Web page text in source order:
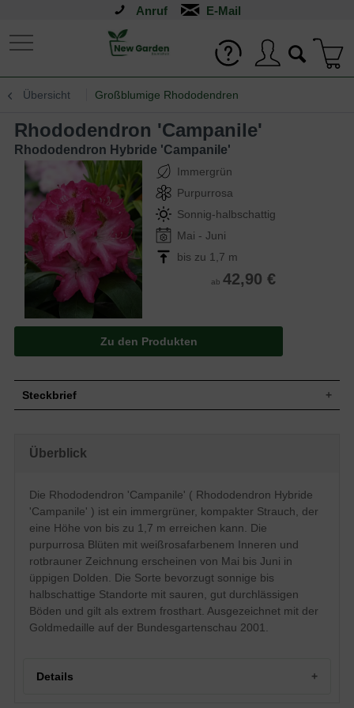
Anruf
Übersicht Großblumige Rhododendren
Rhododendron 'Campanile'
Rhododendron Hybride 'Campanile'
Immergrün
Purpurrosa
Sonnig-halbschattig
Mai - Juni
bis zu 1,7 m
ab 42,90 €
Zu den Produkten
Steckbrief
Blatt
Immergrün, schmal-oval bis elliptisch, am
Ende zugespitzt, ledrig, glänzend,
frischgrün bis dunkelgrün, bis zu 14 cm
lang und 5 cm breit
Frucht
Kapselfrucht
Blüte
Purpurrosa, innen weiß bis weißrosa, mit
anfangs olivgrüner und dann rotbrauner
Zeichnung, weit geöffnet, trichterförmig,
Einzelblüte ca. 5 cm groß, in Dolden
zusammen, reichblühend
Blütezeit
Mai bis Juni
Überblick
Die Rhododendron 'Campanile' ( Rhododendron Hybride
'Campanile' ) ist ein immergrüner, kompakter Strauch, der
eine Höhe von bis zu 1,7 m erreichen kann. Die
purpurrosa Blüten mit weißrosafarbenem Inneren und
rotbrauner Zeichnung erscheinen von Mai bis Juni in
üppigen Dolden. Die Sorte bevorzugt sonnige bis
halbschattige Standorte mit sauren, gut durchlässigen
Böden und gilt als extrem frosthart. Ausgezeichnet mit der
Goldmedaille auf der Bundesgartenschau 2001.
Details